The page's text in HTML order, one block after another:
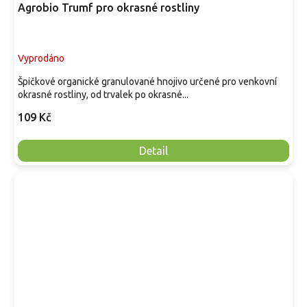
Agrobio Trumf pro okrasné rostliny
Vyprodáno
109 Kč
Detail
Špičkové organické granulované hnojivo určené pro venkovní
okrasné rostliny, od trvalek po okrasné...